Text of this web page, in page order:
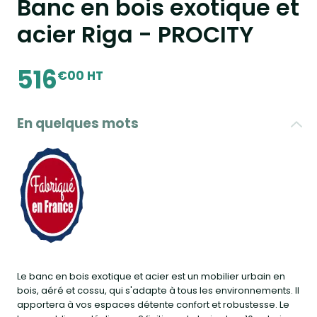
Banc en bois exotique et
acier Riga - PROCITY
516€00 HT
En quelques mots
Le banc en bois exotique et acier est un mobilier urbain en
bois, aéré et cossu, qui s'adapte à tous les environnements. Il
apportera à vos espaces détente confort et robustesse. Le